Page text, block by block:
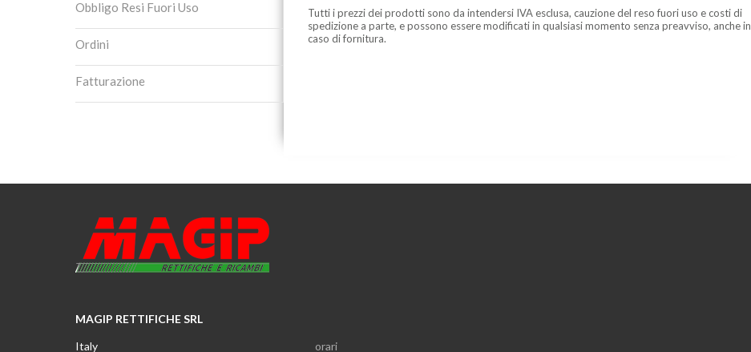
Obbligo Resi Fuori Uso
Ordini
Fatturazione
Tutti i prezzi dei prodotti sono da intendersi IVA esclusa, cauzione del reso fuori uso e costi di
spedizione a parte, e possono essere modificati in qualsiasi momento senza preavviso, anche in
caso di fornitura.
MAGIP RETTIFICHE SRL
Italy
orari